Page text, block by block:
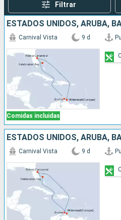
Filtrar
ESTADOS UNIDOS, ARUBA,
Comidas incluidas
Carnival Vista 9 d
ESTADOS UNIDOS, ARUBA,
Carnival Vista 9 d